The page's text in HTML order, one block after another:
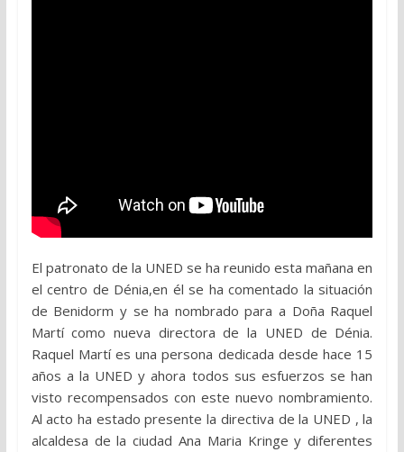
El patronato de la UNED se ha reunido esta mañana en
el centro de Dénia,en él se ha comentado la situación
de Benidorm y se ha nombrado para a Doña Raquel
Martí como nueva directora de la UNED de Dénia.
Raquel Martí es una persona dedicada desde hace 15
años a la UNED y ahora todos sus esfuerzos se han
visto recompensados con este nuevo nombramiento.
Al acto ha estado presente la directiva de la UNED , la
alcaldesa de la ciudad Ana Maria Kringe y diferentes